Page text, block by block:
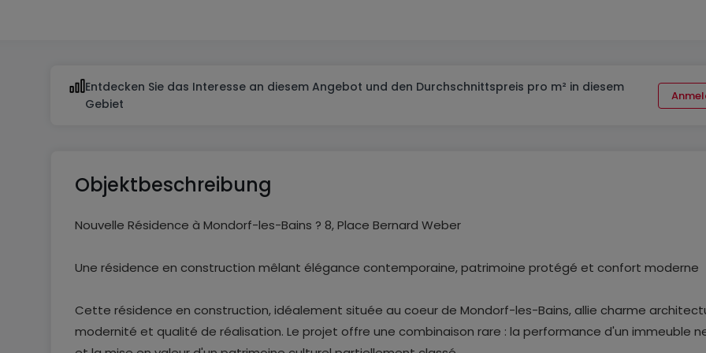
Entdecken Sie das Interesse an diesem Angebot und den Durchschnittspreis pro m² in diesem
Gebiet
Objektbeschreibung
Nouvelle Résidence à Mondorf-les-Bains ? 8, Place Bernard Weber
Une résidence en construction mêlant élégance contemporaine, patrimoine protégé et confort moderne
Cette résidence en construction, idéalement située au coeur de Mondorf-les-Bains, allie charme
modernité et qualité de réalisation. Le projet offre une combinaison rare : la performance d'un immeuble